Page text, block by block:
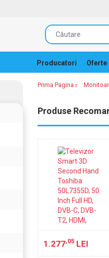
Producatori Oferte
Prima Pagina
Produse
1.277,05 LEI